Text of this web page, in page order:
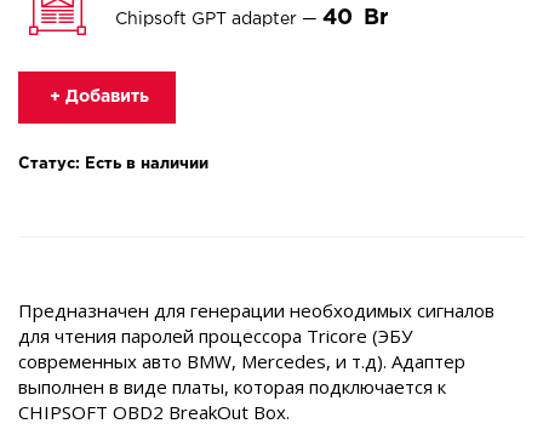
Chipsoft GPT adapter — 40
+ Добавить
Статус: Есть в наличии
Предназначен для генерации необходимых сигналов
для чтения паролей процессора Tricore (ЭБУ
современных авто BMW, Mercedes, и т.д). Адаптер
выполнен в виде платы, которая подключается к
CHIPSOFT OBD2 BreakOut Box.